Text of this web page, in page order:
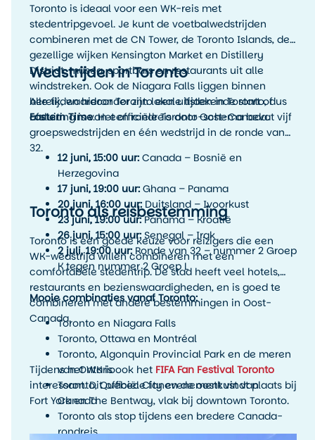
Toronto is ideaal voor een WK-reis met
stedentripgevoel. Je kunt de voetbalwedstrijden
combineren met de CN Tower, de Toronto Islands, de
gezellige wijken Kensington Market en Distillery
District, musea, sportbars en restaurants uit alle
windstreken. Ook de Niagara Falls liggen binnen
bereik, waardoor Toronto een uitstekende start of
afsluiting is van een rondreis door Oost-Canada.
Wedstrijden in Toronto
Alle tijden hieronder zijn lokale tijden in Toronto, dus
Eastern Time. Het officiële Toronto-schema bevat vijf
groepswedstrijden en één wedstrijd in de ronde van
32.
12 juni, 15:00 uur: Canada – Bosnië en
Herzegovina
17 juni, 19:00 uur: Ghana – Panama
20 juni, 16:00 uur: Duitsland – Ivoorkust
23 juni, 19:00 uur:Panama – Kroatië
26 juni, 15:00 uur:Senegal – Irak
2 juli, 19:00 uur:Ronde van 32 – nummer 2 Groep
K tegen nummer 2 Groep L
Toronto als reisbestemming
Toronto is een goede keuze voor reizigers die een
WK-wedstrijd willen combineren met een
comfortabele stedentrip. De stad heeft veel hotels,
restaurants en bezienswaardigheden, en is goed te
combineren met andere bestemmingen in Oost-
Canada.
Mooie combinaties vanaf Toronto:
Toronto en Niagara Falls
Toronto, Ottawa en Montréal
Toronto, Algonquin Provincial Park en de meren
van Ontario
Toronto, Québec City en de oostkust van
Canada
Toronto als stop tijdens een bredere Canada-
rondreis
Tijdens het WK is ook het FIFA Fan Festival Toronto
interessant. Dit officiële fanevenement vindt plaats bij
Fort York en The Bentway, vlak bij downtown Toronto.